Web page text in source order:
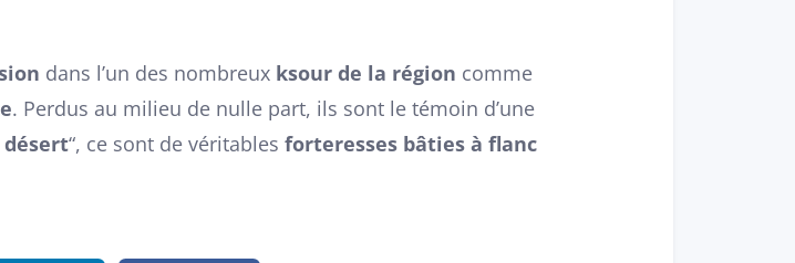
dans l’un des nombreux ksour de la région comme
. Perdus au milieu de nulle part, ils sont le témoin d’une
désert“, ce sont de véritables forteresses bâties à flanc